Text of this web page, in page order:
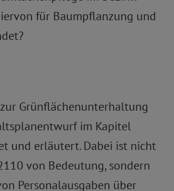
für Baumpflanzung und
Grünflächenunterhaltung
im Kapitel
und erläutert. Dabei ist nicht
von Bedeutung, sondern
Personalausgaben über